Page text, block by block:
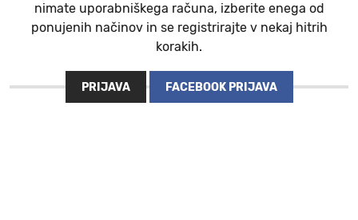
nimate uporabniškega računa, izberite enega od
ponujenih načinov in se registrirajte v nekaj hitrih
korakih.
PRIJAVA FACEBOOK PRIJAVA